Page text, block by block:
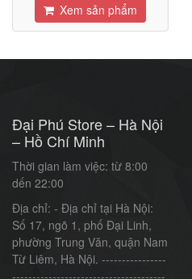
Xem sản phẩm
Đại Phú Store – Hà Nội
– Hồ Chí Minh
Thời gian làm việc: từ 8:00
dến 22:00
Địa chỉ: - Địa chỉ tại Hà Nội:
Số 17, ngõ 1, phố Đại Linh,
phường Trung Văn, quận Nam
Từ Liêm, Hà Nội. ----------------
--------------------------------------